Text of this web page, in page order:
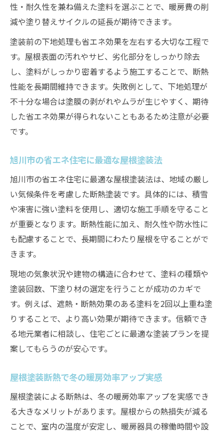
性・耐久性を兼ね備えた塗料を選ぶことで、暖房費の削
減や塗り替えサイクルの延長が期待できます。
塗装前の下地処理も省エネ効果を左右する大切な工程で
す。屋根表面の汚れやサビ、劣化部分をしっかり除去
し、塗料がしっかり密着するよう施工することで、断熱
性能を長期間維持できます。失敗例として、下地処理が
不十分な場合は塗膜の剥がれやムラが生じやすく、期待
した省エネ効果が得られないこともあるため注意が必要
です。
旭川市の省エネ住宅に最適な屋根塗装法
旭川市の省エネ住宅に最適な屋根塗装法は、地域の厳し
い気候条件を考慮した断熱塗装です。具体的には、積雪
や凍害に強い塗料を使用し、適切な施工手順を守ること
が重要となります。断熱性能に加え、耐久性や防水性に
も配慮することで、長期間にわたり屋根を守ることがで
きます。
現地の気象状況や建物の構造に合わせて、塗料の種類や
塗装回数、下塗り材の選定を行うことが成功のカギで
す。例えば、遮熱・断熱効果のある塗料を2回以上重ね塗
りすることで、より高い効果が期待できます。信頼でき
る地元業者に相談し、住宅ごとに最適な塗装プランを提
案してもらうのが安心です。
屋根塗装断熱で冬の暖房効率アップ実感
屋根塗装による断熱は、冬の暖房効率アップを実感でき
る大きなメリットがあります。屋根からの熱損失が減る
ことで、室内の温度が安定し、暖房器具の稼働時間や設